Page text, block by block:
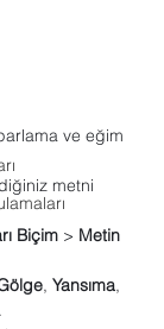
ve eğim
metni
Biçim > Metin
, Yansıma,
.